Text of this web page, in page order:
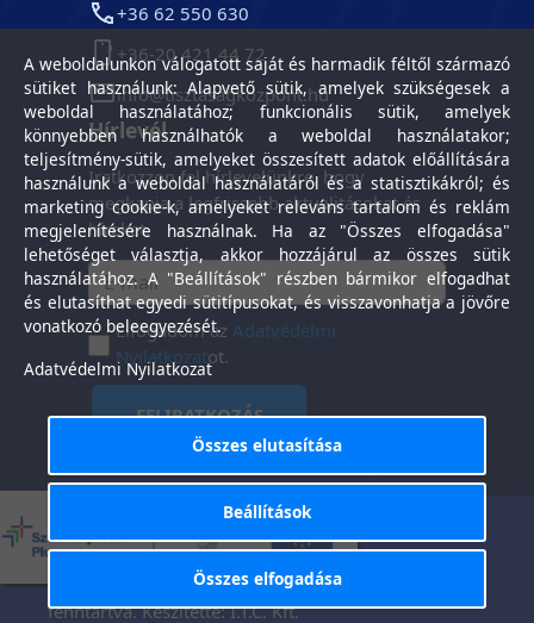
+36 62 550 630
+36-20 421 44 72
info@tisztasagkozpont.hu
Hírlevél
Iratkozzon fel hírlevelünkre, hogy
megkapja a legfrissebb aktualitásokat és
híreket.
Elfogadom azAdatvédelmi
Nyilatkozatot.
FELIRATKOZÁS
Tisztaság Központ Kft. © 2025. Minden jog
fenntartva. Készítette:I.T.C. Kft.
Általános Szerződési
Feltételek
-
tájékoztató
A weboldalunkon válogatott saját és harmadik féltől származó
sütiket használunk: Alapvető sütik, amelyek szükségesek a
weboldal használatához; funkcionális sütik, amelyek
könnyebben használhatók a weboldal használatakor;
teljesítmény-sütik, amelyeket összesített adatok előállítására
használunk a weboldal használatáról és a statisztikákról; és
marketing cookie-k, amelyeket releváns tartalom és reklám
megjelenítésére használnak. Ha az "Összes elfogadása"
lehetőséget választja, akkor hozzájárul az összes sütik
használatához. A "Beállítások" részben bármikor elfogadhat
és elutasíthat egyedi sütitípusokat, és visszavonhatja a jövőre
vonatkozó beleegyezését.
Adatvédelmi Nyilatkozat
Összes elutasítása
Beállítások
Összes elfogadása